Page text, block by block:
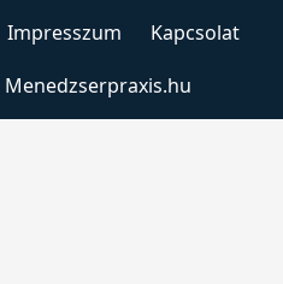
Impresszum
Kapcsolat
Menedzserpraxis.hu